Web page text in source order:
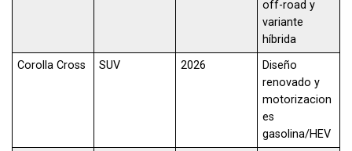
off-road y
variante
híbrida
Corolla Cross
SUV 2026
Diseño
renovado y
motorizacion
es
gasolina/HEV